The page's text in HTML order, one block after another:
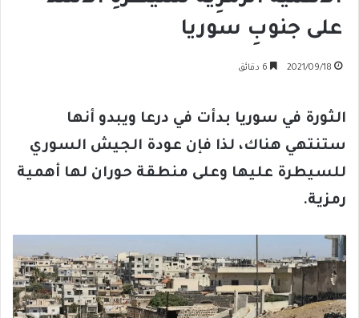
على جنوبِ سوريا
2021/09/18
الثورة في سوريا بدأت في درعا ويبدو أنها
ستنتهي هناك، لذا فإن عودة الجيش السوري
للسيطرة عليها وعلى منطقة حوران لها أهمية
رمزية.